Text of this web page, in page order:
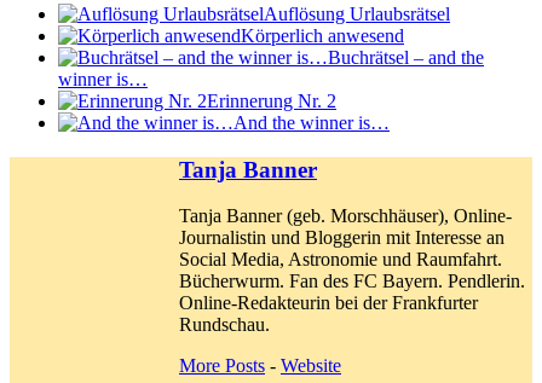
Auflösung Urlaubsrätsel
Körperlich anwesend
Buchrätsel – and the
winner is…
Erinnerung Nr. 2
And the winner is…
Tanja Banner
Tanja Banner (geb. Morschhäuser), Online-
Journalistin und Bloggerin mit Interesse an
Social Media, Astronomie und Raumfahrt.
Bücherwurm. Fan des FC Bayern. Pendlerin.
Online-Redakteurin bei der Frankfurter
Rundschau.
More Posts - Website